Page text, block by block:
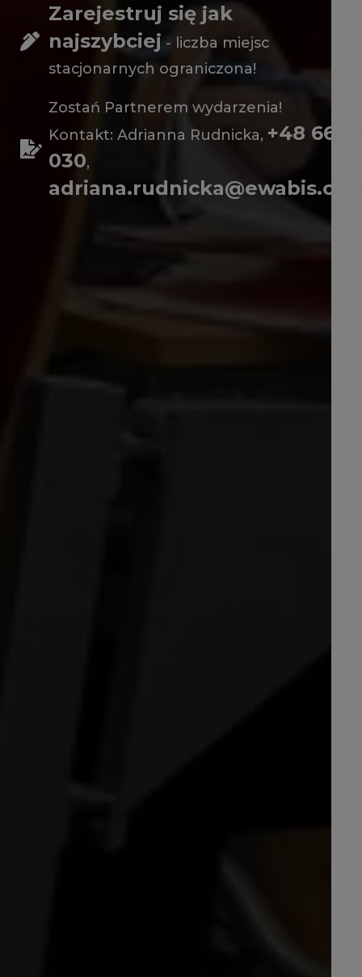
Zarejestruj się jak
najszybciej - liczba miejsc
stacjonarnych ograniczona!
Zostań Partnerem wydarzenia!
Kontakt: Adrianna Rudnicka, +48 668
030,